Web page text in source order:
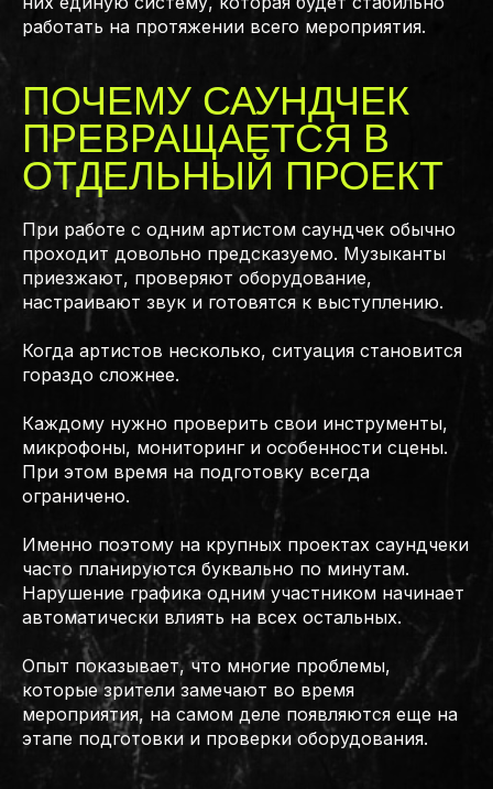
работать на протяжении всего мероприятия.
ПОЧЕМУ САУНДЧЕК
ПРЕВРАЩАЕТСЯ В
ОТДЕЛЬНЫЙ ПРОЕКТ
При работе с одним артистом саундчек обычно
проходит довольно предсказуемо. Музыканты
приезжают, проверяют оборудование,
настраивают звук и готовятся к выступлению.
Когда артистов несколько, ситуация становится
гораздо сложнее.
Каждому нужно проверить свои инструменты,
микрофоны, мониторинг и особенности сцены.
При этом время на подготовку всегда
ограничено.
Именно поэтому на крупных проектах саундчеки
часто планируются буквально по минутам.
Нарушение графика одним участником начинает
автоматически влиять на всех остальных.
Опыт показывает, что многие проблемы,
которые зрители замечают во время
мероприятия, на самом деле появляются еще на
этапе подготовки и проверки оборудования.